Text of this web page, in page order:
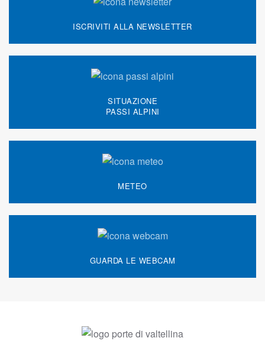
ISCRIVITI ALLA NEWSLETTER
SITUAZIONE
PASSI ALPINI
METEO
GUARDA LE WEBCAM